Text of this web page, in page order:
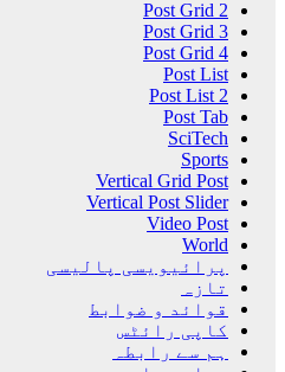
Post Grid 2
Post Grid 3
Post Grid 4
Post List
Post List 2
Post Tab
SciTech
Sports
Vertical Grid Post
Vertical Post Slider
Video Post
World
پرائیویسی پالیسی
تازہ
قوائد و ضوابط
کاپی رائٹس
ہم سے رابطہ